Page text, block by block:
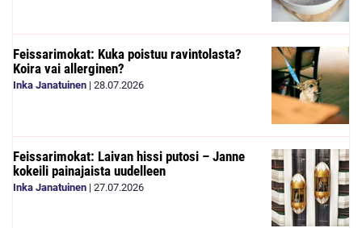
Feissarimokat: Kuka poistuu ravintolasta?
Koira vai allerginen?
Inka Janatuinen | 28.07.2026
Feissarimokat: Laivan hissi putosi – Janne
kokeili painajaista uudelleen
Inka Janatuinen | 27.07.2026